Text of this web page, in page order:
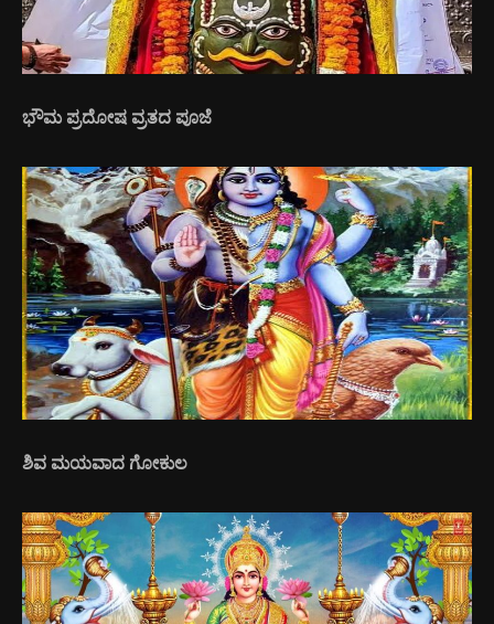
ಭೌಮ ಪ್ರದೋಷ ವ್ರತದ ಪೂಜೆ
ಶಿವ ಮಯವಾದ ಗೋಕುಲ